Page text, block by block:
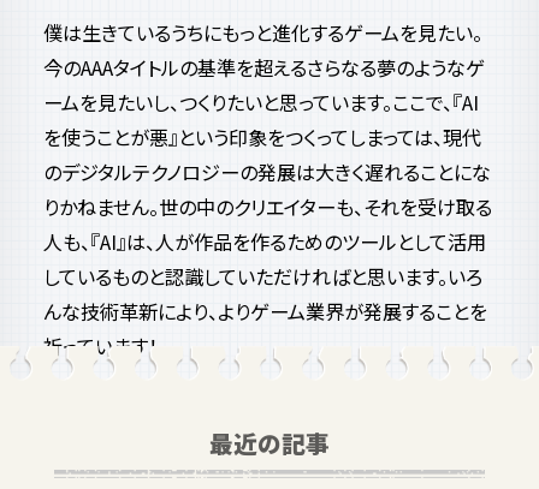
僕は生きているうちにもっと進化するゲームを見たい。
今のAAAタイトルの基準を超えるさらなる夢のようなゲ
ームを見たいし、つくりたいと思っています。ここで、『AI
を使うことが悪』という印象をつくってしまっては、現代
のデジタルテクノロジーの発展は大きく遅れることにな
りかねません。世の中のクリエイターも、それを受け取る
人も、『AI』は、人が作品を作るためのツールとして活用
しているものと認識していただければと思います。いろ
んな技術革新により、よりゲーム業界が発展することを
祈っています！
最近の記事